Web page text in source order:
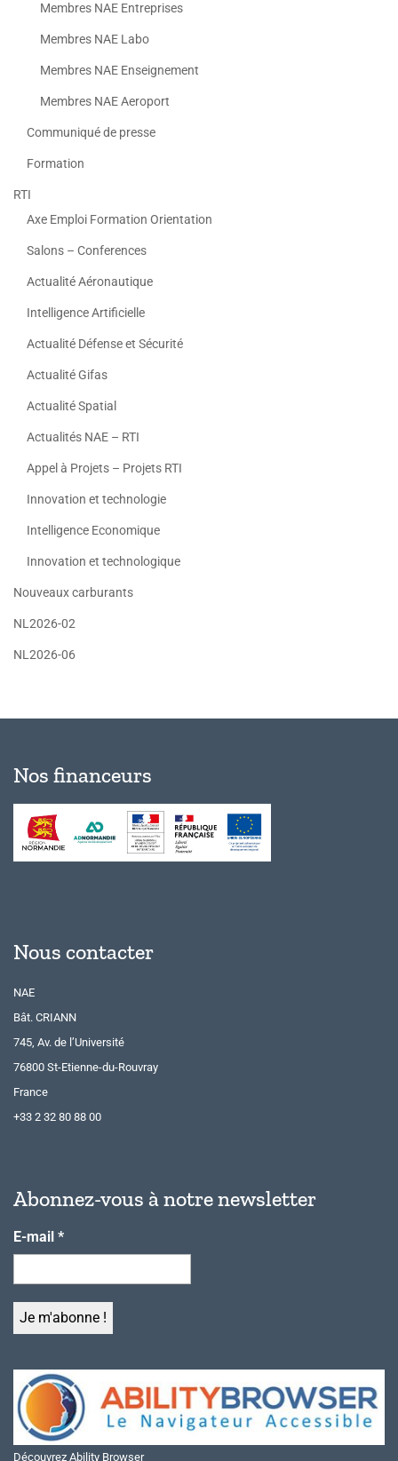
Membres NAE Entreprises
Membres NAE Labo
Membres NAE Enseignement
Membres NAE Aeroport
Communiqué de presse
Formation
RTI
Axe Emploi Formation Orientation
Salons – Conferences
Actualité Aéronautique
Intelligence Artificielle
Actualité Défense et Sécurité
Actualité Gifas
Actualité Spatial
Actualités NAE – RTI
Appel à Projets – Projets RTI
Innovation et technologie
Intelligence Economique
Innovation et technologique
Nouveaux carburants
NL2026-02
NL2026-06
Nos financeurs
Nous contacter
NAE
Bât. CRIANN
745, Av. de l’Université
76800 St-Etienne-du-Rouvray
France
+33 2 32 80 88 00
Abonnez-vous à notre newsletter
E-mail *
Découvrez Ability Browser